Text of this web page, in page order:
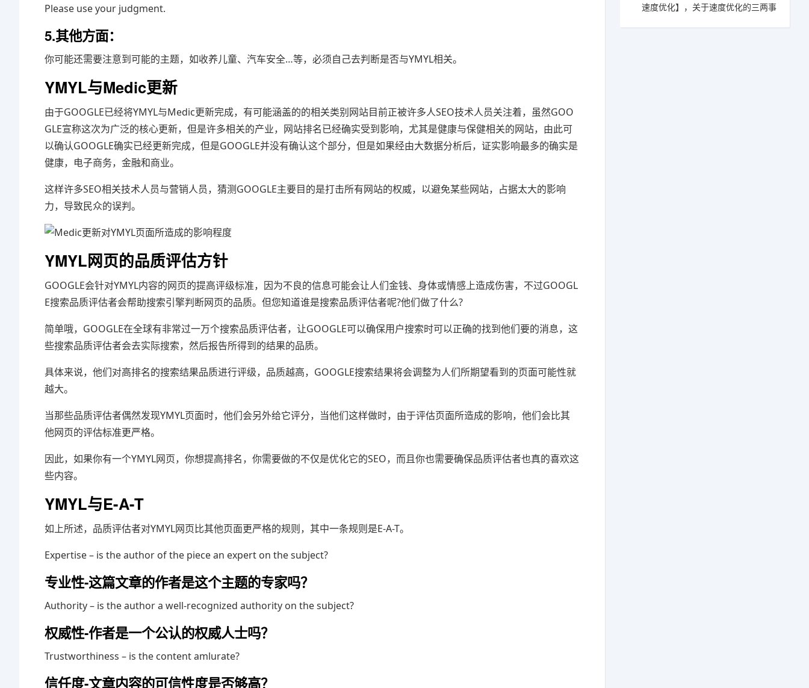
Please use your judgment.
5.其他方面：
你可能还需要注意到可能的主题，如收养儿童、汽车安全…等，必须自己去判断是否与YMYL相关。
YMYL与Medic更新
由于GOOGLE已经将YMYL与Medic更新完成，有可能涵盖的的相关类别网站目前正被许多人SEO技术人员关注着，虽然GOO
GLE宣称这次为广泛的核心更新，但是许多相关的产业，网站排名已经确实受到影响，尤其是健康与保健相关的网站，由此可
以确认GOOGLE确实已经更新完成，但是GOOGLE并没有确认这个部分，但是如果经由大数据分析后，证实影响最多的确实是
健康，电子商务，金融和商业。
这样许多SEO相关技术人员与营销人员，猜测GOOGLE主要目的是打击所有网站的权威，以避免某些网站，占据太大的影响
力，导致民众的误判。
YMYL网页的品质评估方针
GOOGLE会针对YMYL内容的网页的提高评级标准，因为不良的信息可能会让人们金钱、身体或情感上造成伤害，不过GOOGL
E搜索品质评估者会帮助搜索引擎判断网页的品质。但您知道谁是搜索品质评估者呢?他们做了什么?
简单哦，GOOGLE在全球有非常过一万个搜索品质评估者，让GOOGLE可以确保用户搜索时可以正确的找到他们要的消息，这
些搜索品质评估者会去实际搜索，然后报告所得到的结果的品质。
具体来说，他们对高排名的搜索结果品质进行评级，品质越高，GOOGLE搜索结果将会调整为人们所期望看到的页面可能性就
越大。
当那些品质评估者偶然发现YMYL页面时，他们会另外给它评分，当他们这样做时，由于评估页面所造成的影响，他们会比其
他网页的评估标准更严格。
因此，如果你有一个YMYL网页，你想提高排名，你需要做的不仅是优化它的SEO，而且你也需要确保品质评估者也真的喜欢这
些内容。
YMYL与E-A-T
如上所述，品质评估者对YMYL网页比其他页面更严格的规则，其中一条规则是E-A-T。
Expertise – is the author of the piece an expert on the subject?
专业性-这篇文章的作者是这个主题的专家吗？
Authority – is the author a well-recognized authority on the subject?
权威性-作者是一个公认的权威人士吗？
Trustworthiness – is the content amlurate?
信任度-文章内容的可信性度是否够高？
速度优化】，关于速度优化的三两事